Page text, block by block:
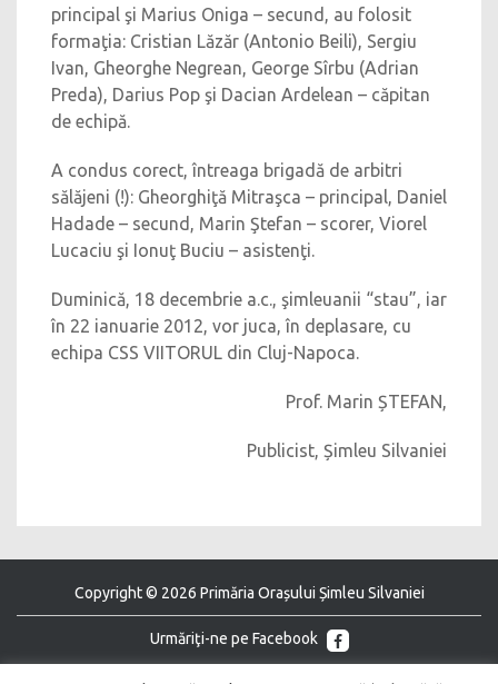
principal şi Marius Oniga – secund, au folosit
formaţia: Cristian Lăzăr (Antonio Beili), Sergiu
Ivan, Gheorghe Negrean, George Sîrbu (Adrian
Preda), Darius Pop şi Dacian Ardelean – căpitan
de echipă.
A condus corect, întreaga brigadă de arbitri
sălăjeni (!): Gheorghiţă Mitraşca – principal, Daniel
Hadade – secund, Marin Ştefan – scorer, Viorel
Lucaciu şi Ionuţ Buciu – asistenţi.
Duminică, 18 decembrie a.c., şimleuanii “stau”, iar
în 22 ianuarie 2012, vor juca, în deplasare, cu
echipa CSS VIITORUL din Cluj-Napoca.
Prof. Marin ȘTEFAN,
Publicist, Șimleu Silvaniei
Copyright © 2026 Primăria Orașului Șimleu Silvaniei
Urmăriţi-ne pe Facebook
Urmăriţi-ne pe Youtube